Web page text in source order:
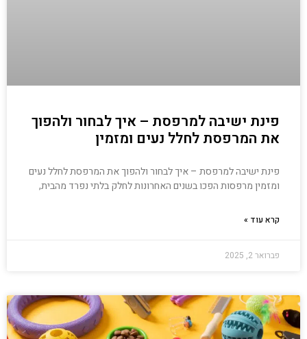
פינת ישיבה למרפסת – איך לבחור ולהפוך
את המרפסת לחלל נעים ומזמין
פינת ישיבה למרפסת – איך לבחור ולהפוך את המרפסת לחלל נעים
ומזמין מרפסות הפכו בשנים האחרונות לחלק בלתי נפרד מהבית,
קרא עוד »
פברואר 2, 2025